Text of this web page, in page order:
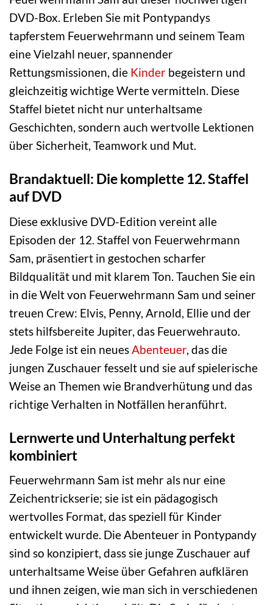
DVD-Box. Erleben Sie mit Pontypandys
tapferstem Feuerwehrmann und seinem Team
eine Vielzahl neuer, spannender
Rettungsmissionen, die Kinder begeistern und
gleichzeitig wichtige Werte vermitteln. Diese
Staffel bietet nicht nur unterhaltsame
Geschichten, sondern auch wertvolle Lektionen
über Sicherheit, Teamwork und Mut.
Brandaktuell: Die komplette 12. Staffel
auf DVD
Diese exklusive DVD-Edition vereint alle
Episoden der 12. Staffel von Feuerwehrmann
Sam, präsentiert in gestochen scharfer
Bildqualität und mit klarem Ton. Tauchen Sie ein
in die Welt von Feuerwehrmann Sam und seiner
treuen Crew: Elvis, Penny, Arnold, Ellie und der
stets hilfsbereite Jupiter, das Feuerwehrauto.
Jede Folge ist ein neues Abenteuer, das die
jungen Zuschauer fesselt und sie auf spielerische
Weise an Themen wie Brandverhütung und das
richtige Verhalten in Notfällen heranführt.
Lernwerte und Unterhaltung perfekt
kombiniert
Feuerwehrmann Sam ist mehr als nur eine
Zeichentrickserie; sie ist ein pädagogisch
wertvolles Format, das speziell für Kinder
entwickelt wurde. Die Abenteuer in Pontypandy
sind so konzipiert, dass sie junge Zuschauer auf
unterhaltsame Weise über Gefahren aufklären
und ihnen zeigen, wie man sich in verschiedenen